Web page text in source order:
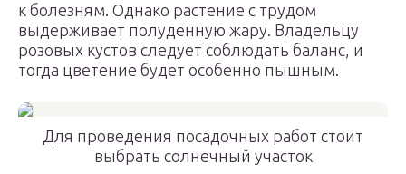
к болезням. Однако растение с трудом
выдерживает полуденную жару. Владельцу
розовых кустов следует соблюдать баланс, и
тогда цветение будет особенно пышным.
Для проведения посадочных работ стоит
выбрать солнечный участок